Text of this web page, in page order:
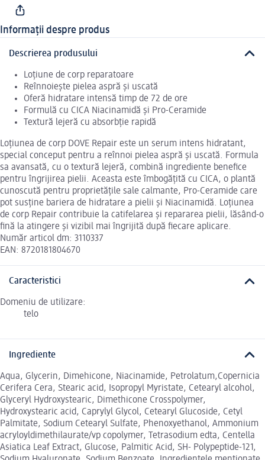
Informații despre produs
Descrierea produsului
Loțiune de corp reparatoare
Reînnoiește pielea aspră și uscată
Oferă hidratare intensă timp de 72 de ore
Formulă cu CICA Niacinamidă și Pro-Ceramide
Textură lejeră cu absorbție rapidă
Loțiunea de corp DOVE Repair este un serum intens hidratant,
special conceput pentru a reînnoi pielea aspră și uscată. Formula
sa avansată, cu o textură lejeră, combină ingrediente benefice
pentru îngrijirea pielii. Aceasta este îmbogățită cu CICA, o plantă
cunoscută pentru proprietățile sale calmante, Pro-Ceramide care
pot susține bariera de hidratare a pielii și Niacinamidă. Loțiunea
de corp Repair contribuie la catifelarea și repararea pielii, lăsând-o
fină la atingere și vizibil mai îngrijită după fiecare aplicare.
Număr articol dm: 3110337
EAN: 8720181804670
Caracteristici
Domeniu de utilizare:
telo
Ingrediente
Aqua, Glycerin, Dimehicone, Niacinamide, Petrolatum,Copernicia
Cerifera Cera, Stearic acid, Isopropyl Myristate, Cetearyl alcohol,
Glyceryl Hydroxystearic, Dimethicone Crosspolymer,
Hydroxystearic acid, Caprylyl Glycol, Cetearyl Glucoside, Cetyl
Palmitate, Sodium Cetearyl Sulfate, Phenoxyethanol, Ammonium
acryloyldimethilaurate/vp copolymer, Tetrasodium edta, Centella
Asiatica Leaf Extract, Glucose, Palmitic Acid, SH- Polypeptide-121,